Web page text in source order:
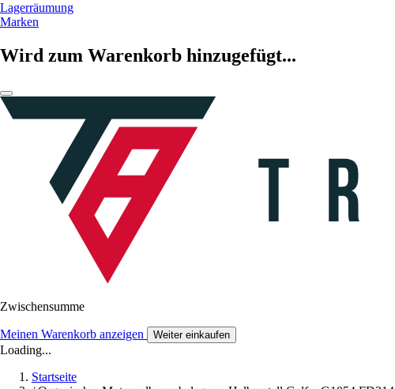
Lagerräumung
Marken
Wird zum Warenkorb hinzugefügt...
Zwischensumme
Meinen Warenkorb anzeigen Weiter einkaufen
Loading...
Startseite